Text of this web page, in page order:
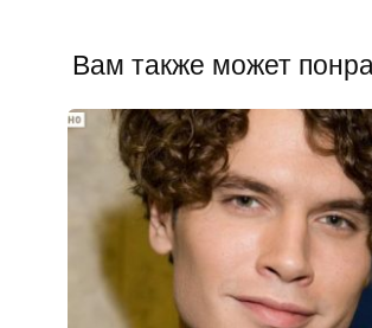
Вам также может